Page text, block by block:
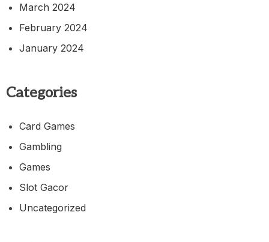
March 2024
February 2024
January 2024
Categories
Card Games
Gambling
Games
Slot Gacor
Uncategorized